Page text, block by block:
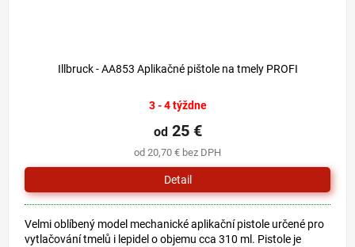
Illbruck - AA853 Aplikačné pištole na tmely PROFI
3 - 4 týždne
od 20,70 € bez DPH
od25 €
Detail
Velmi oblíbený model mechanické aplikační pistole určené pro
vytlačování tmelů i lepidel o objemu cca 310 ml. Pistole je